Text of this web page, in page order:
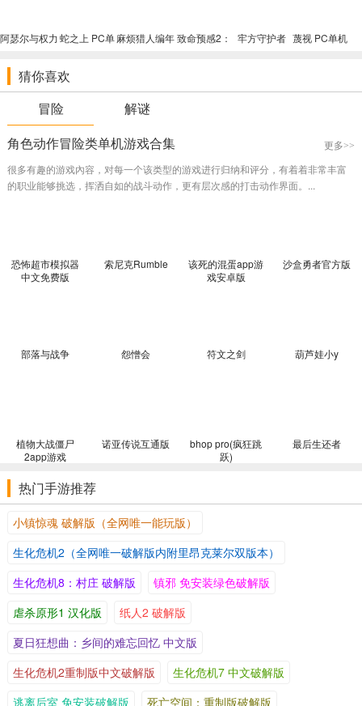
围绕着主角的遭遇以及与莫顿之间的纠葛展开，拥有多个剧情分
游戏特色
阴暗画面
环境色调非常阴暗，场景的光影效果也设计得恰到好处，营造出一
种压抑、恐怖的氛围。
音效惊悚
搭配恐怖的音效，不经意间响起，会让你的心跳加速。
以复仇怨灵莫顿的捉迷藏游戏为核心，不过这个代价是死亡。
心理压力
耗配置，但是真实测试过后，才发觉其实也不怎么消耗配置。相信这
阿瑟尔与权力
破解内附说
明）
蛇之上 PC单麻烦猎人编年
解内附说明）
致命预感2：
内附说明）
牢方守护者
明）
蔑视 PC单机
猜你喜欢
冒险
解谜
角色动作冒险类单机游戏合集
更多>>
很多有趣的游戏內容，对每一个该类型的游戏进行归纳和评分，有着着非常丰富
的职业能够挑选，挥洒自如的战斗动作，更有层次感的打击动作界面。...
恐怖超市模拟器
中文免费版
索尼克Rumble
该死的混蛋app游
戏安卓版
沙盒勇者官方版
部落与战争 怨憎会 符文之剑 葫芦娃小y
植物大战僵尸
2app游戏
诺亚传说互通版
bhop pro(疯狂跳
跃)
最后生还者
热门手游推荐
小镇惊魂 破解版（全网唯一能玩版）
生化危机2（全网唯一破解版内附里昂克莱尔双版本）
生化危机8：村庄 破解版
镇邪 免安装绿色破解版
虐杀原形1 汉化版
纸人2 破解版
夏日狂想曲：乡间的难忘回忆 中文版
生化危机2重制版中文破解版
生化危机7 中文破解版
逃离后室 免安装破解版
死亡空间：重制版破解版